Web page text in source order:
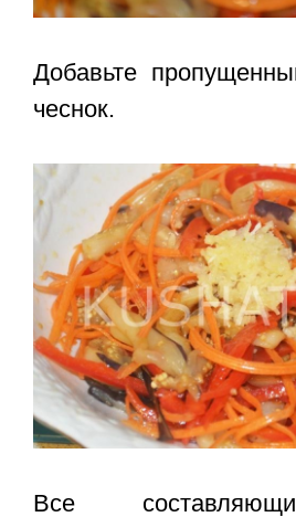
Добавьте
чеснок.
Все